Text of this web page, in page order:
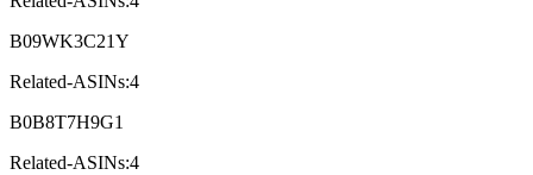
B09WK3C21Y
Related-ASINs:4
B0B8T7H9G1
Related-ASINs:4